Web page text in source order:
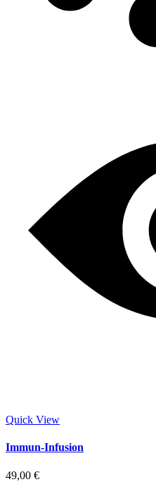
Quick View
Immun-Infusion
49,00 €